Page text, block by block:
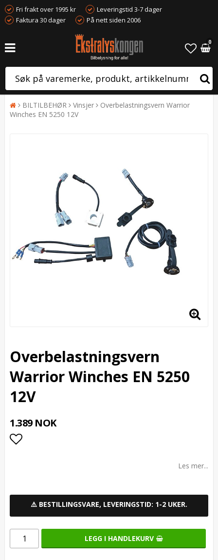
Fri frakt over 1995 kr
Leveringstid 3-7 dager
Faktura 30 dager
På nett siden 2006
0
BILTILBEHØR Vinsjer
Overbelastningsvern Warrior
Winches EN 5250 12V
Overbelastningsvern
Warrior Winches EN 5250
12V
1.389 NOK
Les mer...
⚠️ BESTILLINGSVARE, LEVERINGSTID: 1-2 UKER.
LEGG I HANDLEKURV